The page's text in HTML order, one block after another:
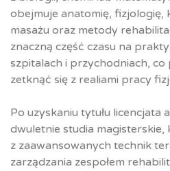
obejmuje anatomię, fizjologię,
masażu oraz metody
znaczną część czasu na
szpitalach i przychodniach, co
zetknąć się z realiami pracy
Po uzyskaniu tytułu licencjata
dwuletnie studia magisterskie,
z zaawansowanych technik
zarządzania zespołem